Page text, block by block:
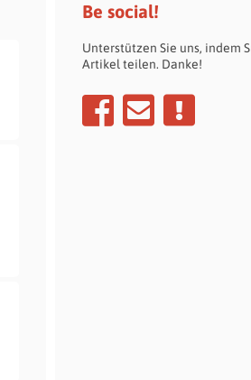
Be social!
Unterstützen Sie uns, indem
Artikel teilen. Danke!